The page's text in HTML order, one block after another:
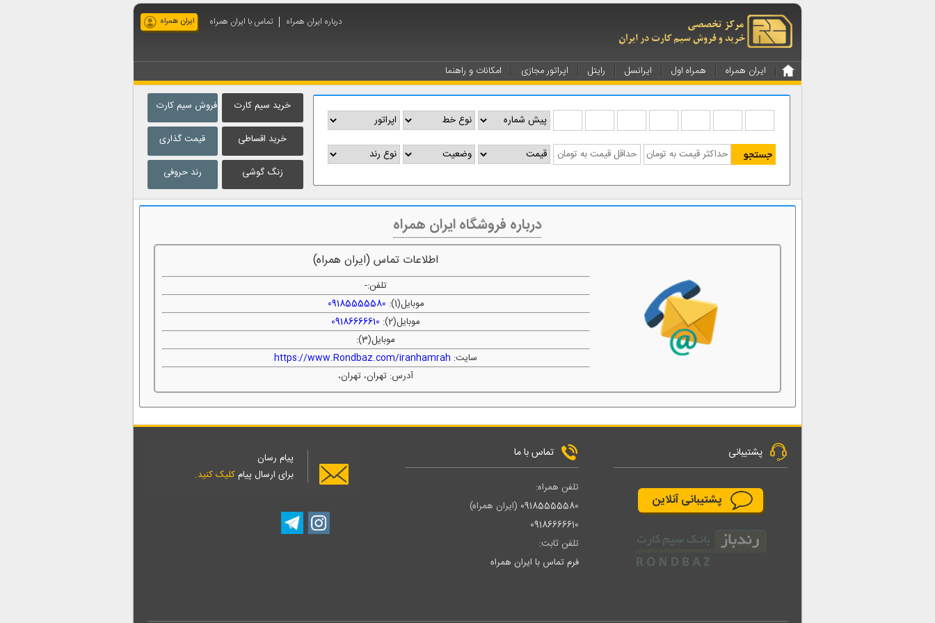
ایران همراه درباره ایران همراه تماس با ایران همراه
ایران همراه همراه اول ایرانسل رایتل اپراتور مجازی امکانات و راهنما
فروش سیم کارت
قیمت گذاری
رند حروفی
خرید سیم کارت
خرید اقساطی
زنگ گوشی
درباره فروشگاه ایران همراه
اطلاعات تماس (ایران همراه)
تلفن:-
موبایل(1):
09185555580
موبایل(2):
09186666610
موبایل(3):
سایت: https://www.Rondbaz.com/iranhamrah
آدرس: تهران، تهران،
پشتیبانی
پشتیبانی آنلاین
تماس با ما
تلفن همراه:
09185555580 (ایران همراه)
09186666610
تلفن ثابت:
فرم تماس با ایران همراه
پیام رسان
برای ارسال پیامکلیک کنید.